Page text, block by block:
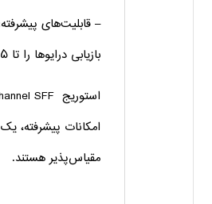
بازیابی درایوها را تا ۲۵ برابر سریع‌تر از RAID سنتی می‌کند.
امکانات پیشرفته، یک
مقیاس‌پذیر هستند.